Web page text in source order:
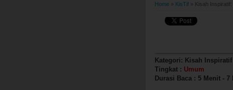
Home » KisTif » Kisah
16:00 KISTIF
Kisah Inspiratif:
Kategori: Kisah Inspiratif
Tingkat : Umum
Durasi Baca : 5 Menit - 7